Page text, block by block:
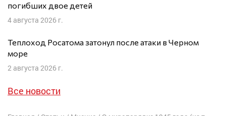
погибших двое детей
4 августа 2026 г.
Теплоход Росатома затонул после атаки в Черном
море
2 августа 2026 г.
Все новости